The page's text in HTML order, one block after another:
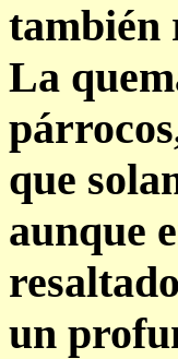
también
La
que
aunque
un